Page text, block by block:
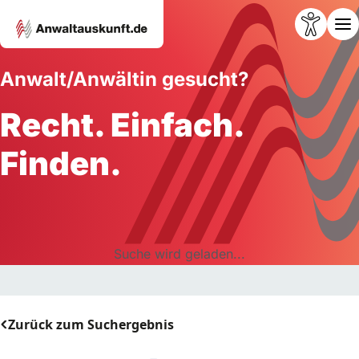
Anwalt/Anwältin gesucht?
Recht. Einfach.
Finden.
Suche wird geladen...
Zurück zum Suchergebnis